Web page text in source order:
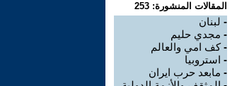
المقالات المنشورة: 253
- لبنان
- مجدي حليم
-كف امي والعالم
- استروبيا
- مابعد حرب ايران